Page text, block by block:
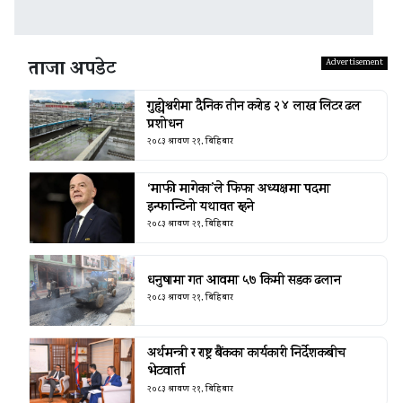
ताजा अपडेट
गुह्येश्वरीमा दैनिक तीन करोड २४ लाख लिटर ढल
प्रशोधन
२०८३ श्रावण २१, बिहिबार
‘माफी मागेका’ले फिफा अध्यक्षमा पदमा
इन्फान्टिनो यथावत रहने
२०८३ श्रावण २१, बिहिबार
धनुषामा गत आवमा ५७ किमी सडक ढलान
२०८३ श्रावण २१, बिहिबार
अर्थमन्त्री र राष्ट्र बैंकका कार्यकारी निर्देशकबीच
भेटवार्ता
२०८३ श्रावण २१, बिहिबार